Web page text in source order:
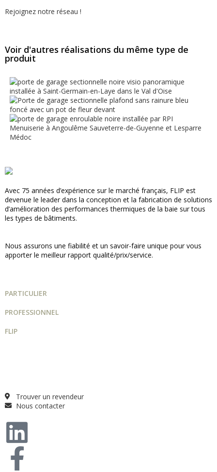
Rejoignez notre réseau !
Voir d'autres réalisations du même type de
produit
Avec 75 années d’expérience sur le marché français, FLIP est
devenue le leader dans la conception et la fabrication de solutions
d’amélioration des performances thermiques de la baie sur tous
les types de bâtiments.
Nous assurons une fiabilité et un savoir-faire unique pour vous
apporter le meilleur rapport qualité/prix/service.
PARTICULIER
PROFESSIONNEL
FLIP
Trouver un revendeur
Nous contacter